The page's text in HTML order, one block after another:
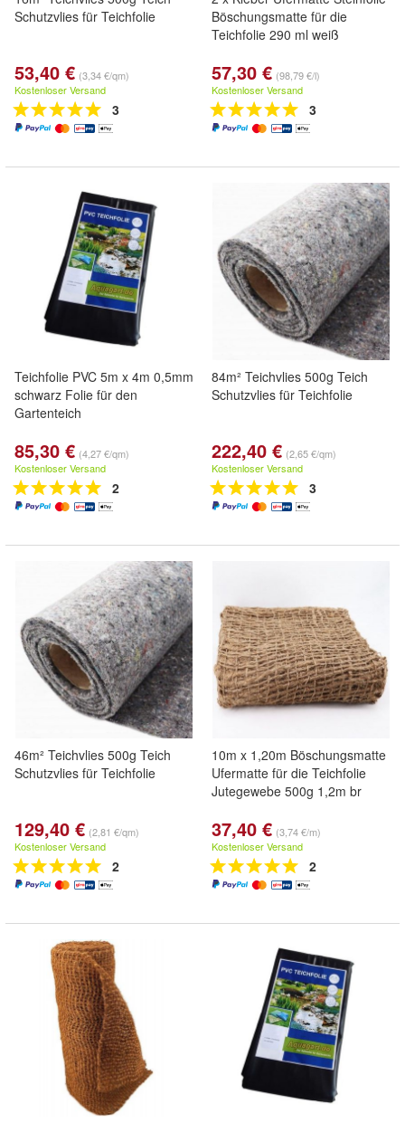
Schutzvlies für Teichfolie
53,40 € (3,34 €/qm)
Kostenloser Versand
3
Böschungsmatte für die
Teichfolie 290 ml weiß
57,30 € (98,79 €/l)
Kostenloser Versand
3
Teichfolie PVC 5m x 4m 0,5mm
schwarz Folie für den
Gartenteich
85,30 € (4,27 €/qm)
Kostenloser Versand
2
84m² Teichvlies 500g Teich
Schutzvlies für Teichfolie
222,40 € (2,65 €/qm)
Kostenloser Versand
3
46m² Teichvlies 500g Teich
Schutzvlies für Teichfolie
129,40 € (2,81 €/qm)
Kostenloser Versand
2
10m x 1,20m Böschungsmatte
Ufermatte für die Teichfolie
Jutegewebe 500g 1,2m br
37,40 € (3,74 €/m)
Kostenloser Versand
2